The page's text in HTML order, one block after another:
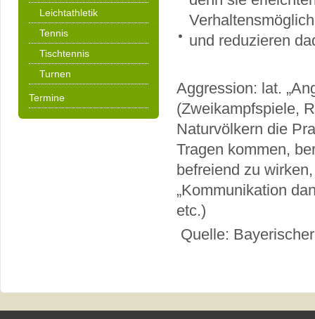
Leichtathletik
Tennis
Tischtennis
Turnen
Termine
und reduzieren
Aggression: lat.
(Zweikampfspiele,
Naturvölkern die
Tragen kommen,
befreiend zu
„Kommunikation
etc.)
Quelle: